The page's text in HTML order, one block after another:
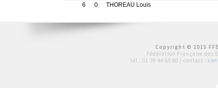
6
0 THOREAU Louis
Copyright © 2015
Fédération Française des
tél : 01 39 44 65 80 | contact :